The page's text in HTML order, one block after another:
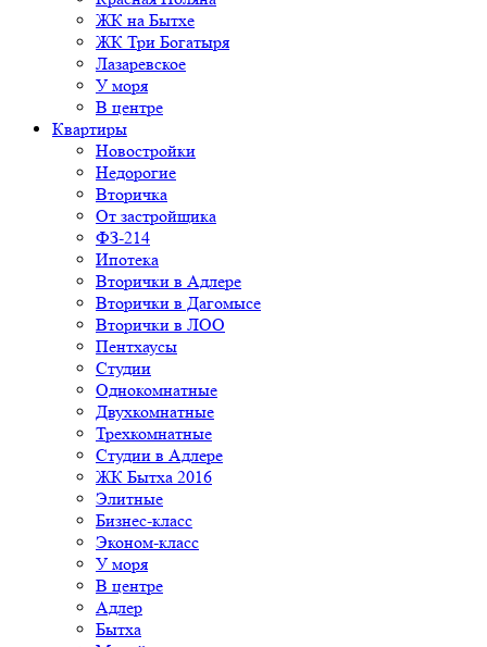
ЖК на Бытхе
ЖК Три Богатыря
Лазаревское
У моря
В центре
Квартиры
Новостройки
Недорогие
Вторичка
От застройщика
ФЗ-214
Ипотека
Вторички в Адлере
Вторички в Дагомысе
Вторички в ЛОО
Пентхаусы
Студии
Однокомнатные
Двухкомнатные
Трехкомнатные
Студии в Адлере
ЖК Бытха 2016
Элитные
Бизнес-класс
Эконом-класс
У моря
В центре
Адлер
Бытха